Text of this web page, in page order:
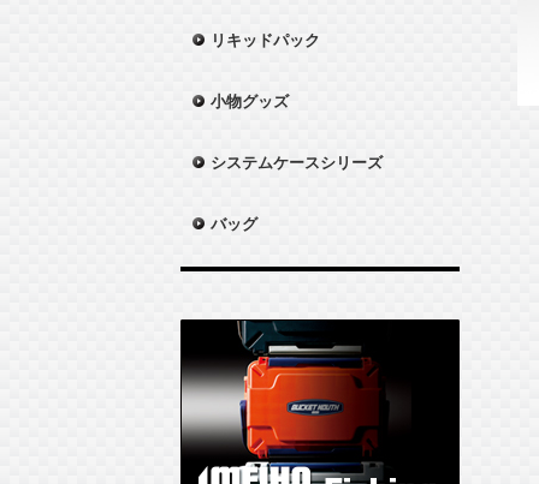
リキッドパック
小物グッズ
システムケースシリーズ
バッグ